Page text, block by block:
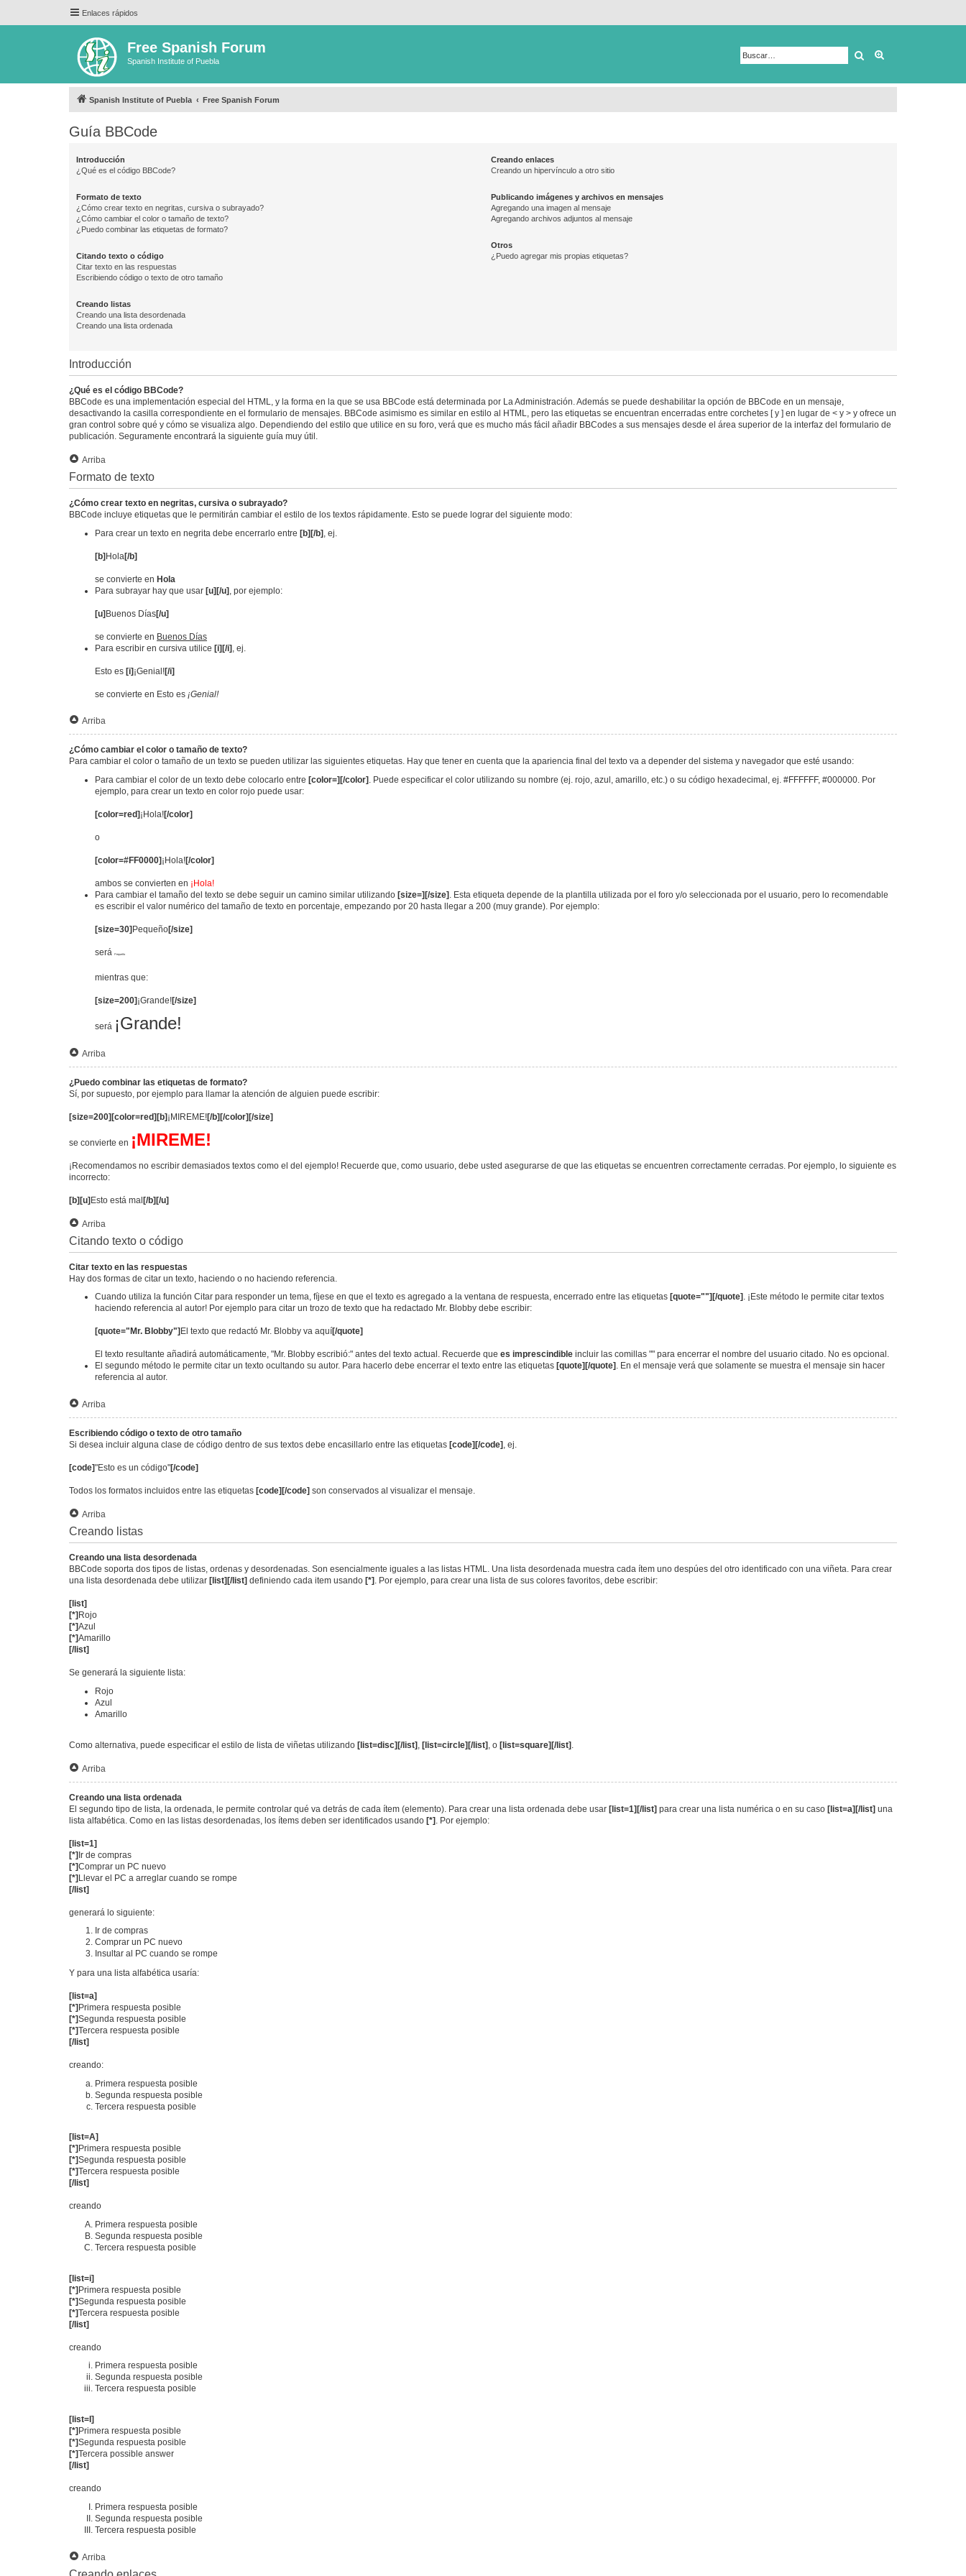
Enlaces rápidos
Free Spanish Forum
Spanish Institute of Puebla Buscar
Spanish Institute of Puebla Free Spanish Forum
Guía BBCode
Introducción
¿Qué es el código BBCode?
Formato de texto
¿Cómo crear texto en negritas, cursiva o subrayado?
¿Cómo cambiar el color o tamaño de texto?
¿Puedo combinar las etiquetas de formato?
Citando texto o código
Citar texto en las respuestas
Escribiendo código o texto de otro tamaño
Creando listas
Creando una lista desordenada
Creando una lista ordenada
Creando enlaces
Creando un hipervínculo a otro sitio
Publicando imágenes y archivos en mensajes
Agregando una imagen al mensaje
Agregando archivos adjuntos al mensaje
Otros
¿Puedo agregar mis propias etiquetas?
Introducción
¿Qué es el código BBCode?
BBCode es una implementación especial del HTML, y la forma en la que se usa BBCode está determinada por La Administración. Además se puede deshabilitar la opción de BBCode en un mensaje,
desactivando la casilla correspondiente en el formulario de mensajes. BBCode asimismo es similar en estilo al HTML, pero las etiquetas se encuentran encerradas entre corchetes [ y ] en lugar de < y > y ofrece un
gran control sobre qué y cómo se visualiza algo. Dependiendo del estilo que utilice en su foro, verá que es mucho más fácil añadir BBCodes a sus mensajes desde el área superior de la interfaz del formulario de
publicación. Seguramente encontrará la siguiente guía muy útil.
Arriba
Formato de texto
¿Cómo crear texto en negritas, cursiva o subrayado?
BBCode incluye etiquetas que le permitirán cambiar el estilo de los textos rápidamente. Esto se puede lograr del siguiente modo:
Para crear un texto en negrita debe encerrarlo entre [b][/b] , ej.
[b]Hola[/b]
se convierte en Hola
Para subrayar hay que usar [u][/u] , por ejemplo:
[u]Buenos Días[/u]
se convierte en Buenos Días
Para escribir en cursiva utilice [i][/i] , ej.
Esto es [i]¡Genial![/i]
se convierte en Esto es ¡Genial!
Arriba
¿Cómo cambiar el color o tamaño de texto?
Para cambiar el color o tamaño de un texto se pueden utilizar las siguientes etiquetas. Hay que tener en cuenta que la apariencia final del texto va a depender del sistema y navegador que esté usando:
Para cambiar el color de un texto debe colocarlo entre [color=][/color] . Puede especificar el color utilizando su nombre (ej. rojo, azul, amarillo, etc.) o su código hexadecimal, ej. #FFFFFF, #000000. Por
ejemplo, para crear un texto en color rojo puede usar:
[color=red] ¡Hola![/color]
o
[color=#FF0000] ¡Hola![/color]
ambos se convierten en ¡Hola!
Para cambiar el tamaño del texto se debe seguir un camino similar utilizando [size=][/size] . Esta etiqueta depende de la plantilla utilizada por el foro y/o seleccionada por el usuario, pero lo recomendable
es escribir el valor numérico del tamaño de texto en porcentaje, empezando por 20 hasta llegar a 200 (muy grande). Por ejemplo:
[size=30] Pequeño[/size]
será Pequeño
mientras que:
[size=200] ¡Grande![/size]
será ¡Grande!
Arriba
¿Puedo combinar las etiquetas de formato?
Sí, por supuesto, por ejemplo para llamar la atención de alguien puede escribir:
[size=200][color=red][b]¡MIREME![/b][/color][/size]
se convierte en ¡MIREME!
¡Recomendamos no escribir demasiados textos como el del ejemplo! Recuerde que, como usuario, debe usted asegurarse de que las etiquetas se encuentren correctamente cerradas. Por ejemplo, lo siguiente es
incorrecto:
[b][u]Esto está mal[/b][/u]
Arriba
Citando texto o código
Citar texto en las respuestas
Hay dos formas de citar un texto, haciendo o no haciendo referencia.
Cuando utiliza la función Citar para responder un tema, fíjese en que el texto es agregado a la ventana de respuesta, encerrado entre las etiquetas [quote=""][/quote] . ¡Este método le permite citar textos
haciendo referencia al autor! Por ejemplo para citar un trozo de texto que ha redactado Mr. Blobby debe escribir:
[quote="Mr. Blobby"] El texto que redactó Mr. Blobby va aquí[/quote]
El texto resultante añadirá automáticamente, "Mr. Blobby escribió:" antes del texto actual. Recuerde que es imprescindible incluir las comillas "" para encerrar el nombre del usuario citado. No es opcional.
El segundo método le permite citar un texto ocultando su autor. Para hacerlo debe encerrar el texto entre las etiquetas [quote][/quote] . En el mensaje verá que solamente se muestra el mensaje sin hacer
referencia al autor.
Arriba
Escribiendo código o texto de otro tamaño
Si desea incluir alguna clase de código dentro de sus textos debe encasillarlo entre las etiquetas [code][/code] , ej.
[code]"Esto es un código"[/code]
Todos los formatos incluidos entre las etiquetas [code][/code] son conservados al visualizar el mensaje.
Arriba
Creando listas
Creando una lista desordenada
BBCode soporta dos tipos de listas, ordenas y desordenadas. Son esencialmente iguales a las listas HTML. Una lista desordenada muestra cada ítem uno despúes del otro identificado con una viñeta. Para crear
una lista desordenada debe utilizar [list][/list] definiendo cada item usando [*] . Por ejemplo, para crear una lista de sus colores favoritos, debe escribir:
[list]
[*] Rojo
[*]Azul
[*]Amarillo
[/list]
Se generará la siguiente lista:
Rojo
Azul
Amarillo
Como alternativa, puede especificar el estilo de lista de viñetas utilizando [list=disc][/list] [list=circle][/list] , o [list=square][/list]
Arriba
Creando una lista ordenada
El segundo tipo de lista, la ordenada, le permite controlar qué va detrás de cada ítem (elemento). Para crear una lista ordenada debe usar [list=1][/list] para crear una lista numérica o en su caso [list=a][/list] una
lista alfabética. Como en las listas desordenadas, los ítems deben ser identificados usando [*] . Por ejemplo:
[list=1]
[*]Ir de compras
[*]Comprar un PC nuevo
[*]Llevar el PC a arreglar cuando se rompe
[/list]
generará lo siguiente:
Ir de compras
Comprar un PC nuevo
Insultar al PC cuando se rompe
Y para una lista alfabética usaría:
[list=a]
[*] Primera respuesta posible
[*]Segunda respuesta posible
[*]Tercera respuesta posible
[/list]
creando:
Primera respuesta posible
Segunda respuesta posible
Tercera respuesta posible
[list=A]
[*] Primera respuesta posible
[*]Segunda respuesta posible
[*]Tercera respuesta posible
[/list]
creando
Primera respuesta posible
Segunda respuesta posible
Tercera respuesta posible
[list=i]
[*]Primera respuesta posible
[*]Segunda respuesta posible
[*]Tercera respuesta posible
[/list]
creando
Primera respuesta posible
Segunda respuesta posible
Tercera respuesta posible
[list=I]
[*] Primera respuesta posible
[*]Segunda respuesta posible
[*]Tercera possible answer
[/list]
creando
Primera respuesta posible
Segunda respuesta posible
Tercera respuesta posible
Arriba